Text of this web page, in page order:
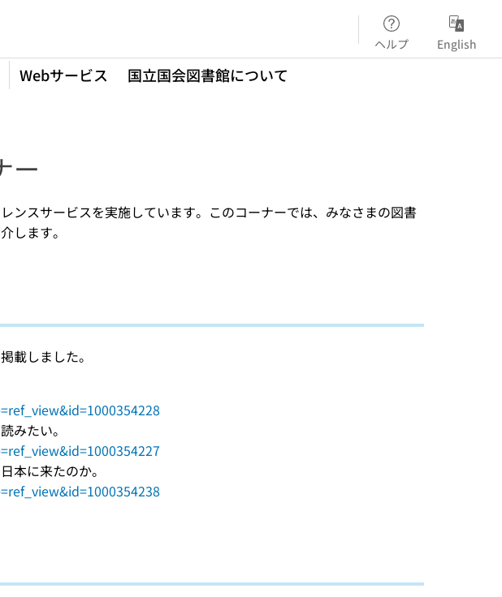
ヘルプ English
Webサービス 国立国会図書館について
ー
ンスサービスを実施しています。このコーナーでは、みなさまの図書
します。
載しました。
みたい。
本に来たのか。